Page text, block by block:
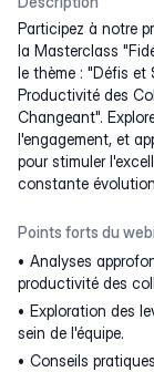
Participez à notre
la Masterclass
le thème : "Défis et
Productivité des
Changeant".
l'engagement, et
pour stimuler
constante
Points forts du
Analyses
productivité des
Exploration des
sein de l'équipe.
Conseils